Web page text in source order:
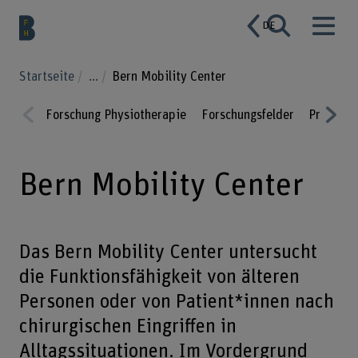
DE
Startseite ... Bern Mobility Center
ious
Forschung Physiotherapie Forschungsfelder Projekte
Bern Mobility Center
Das Bern Mobility Center untersucht
die Funktionsfähigkeit von älteren
Personen oder von Patient*innen nach
chirurgischen Eingriffen in
Alltagssituationen. Im Vordergrund